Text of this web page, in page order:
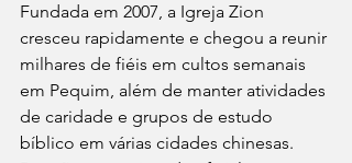
Fundada em 2007, a Igreja Zion
cresceu rapidamente e chegou a reunir
milhares de fiéis em cultos semanais
em Pequim, além de manter atividades
de caridade e grupos de estudo
bíblico em várias cidades chinesas.